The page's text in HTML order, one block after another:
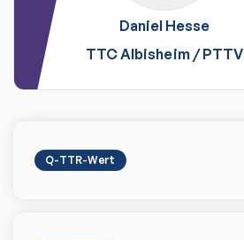
Daniel Hesse
TTC Albisheim/PTTV
Q-TTR-Wert